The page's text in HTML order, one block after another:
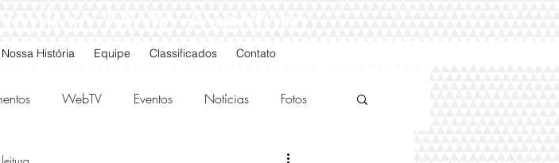
Nossa História Equipe Classificados Contato
WebTV Eventos Notícias Fotos